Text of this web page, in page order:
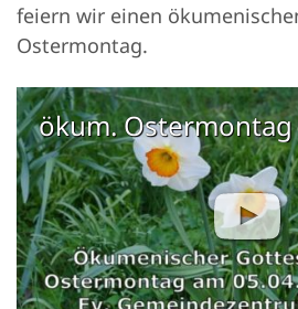
feiern wir einen
Ostermontag.
ökum. Ostermontag